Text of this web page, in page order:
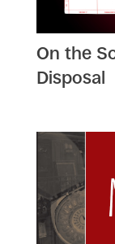
On the
Disposal